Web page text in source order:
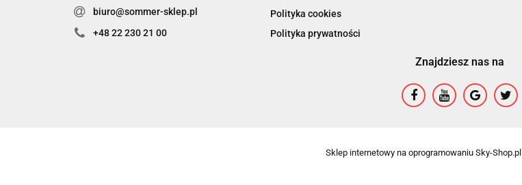
biuro@sommer-sklep.pl
+48 22 230 21 00
Polityka cookies
Polityka prywatności
Znajdziesz nas na
Sklep internetowy na oprogramowaniu Sky-Shop.pl